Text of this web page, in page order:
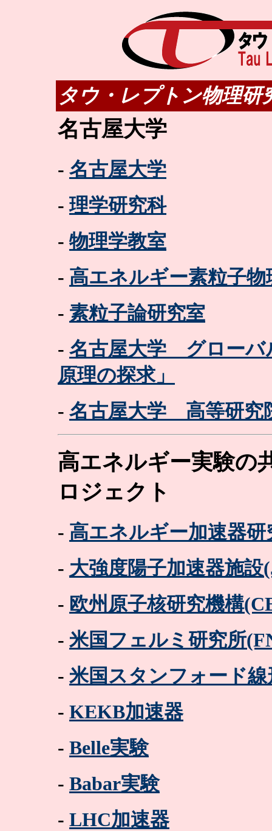
タウ・レプトン物理
名古屋大学
- 名古屋大学
-理学研究科
- 物理学教室
- 高エネルギー素粒子物
- 素粒子論研究室
- 名古屋大学 グローバ
原理の探求」
- 名古屋大学 高等研究
高エネルギー実験の
ロジェクト
- 高エネルギー加速器
- 大強度陽子加速器施設
- 欧州原子核研究機構
- 米国フェルミ研究所
- 米国スタンフォード
- KEKB加速器
- Belle実験
- Babar実験
- LHC加速器